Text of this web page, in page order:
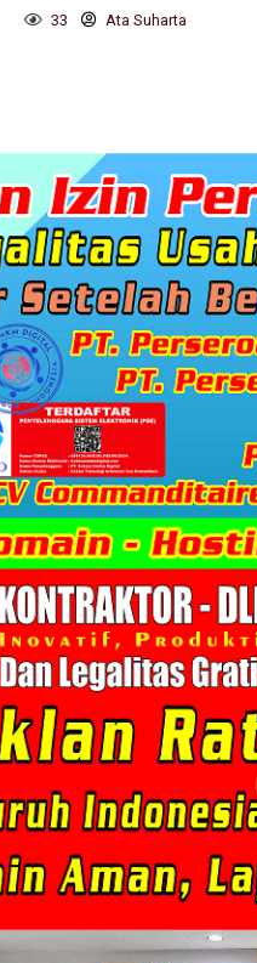
33 Ata Suharta